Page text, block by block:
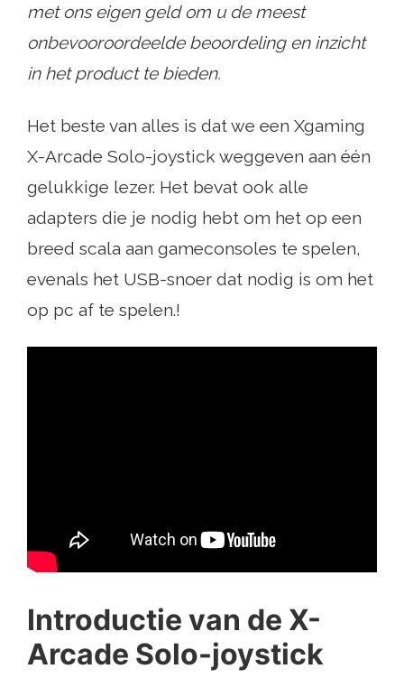
met ons eigen geld om u de meest
onbevooroordeelde beoordeling en inzicht
in het product te bieden.
Het beste van alles is dat we een Xgaming
X-Arcade Solo-joystick weggeven aan één
gelukkige lezer. Het bevat ook alle
adapters die je nodig hebt om het op een
breed scala aan gameconsoles te spelen,
evenals het USB-snoer dat nodig is om het
op pc af te spelen.!
Introductie van de X-
Arcade Solo-joystick